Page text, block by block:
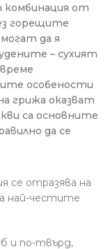
комбинация от
горещите
да я
– сухият
особености
грижа оказват
са основните
да се
се отразява на
най-честите
и по-твърд,